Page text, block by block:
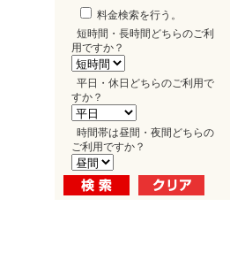
料金検索を行う。
短時間・長時間どちらのご利
用ですか？
平日・休日どちらのご利用で
すか？
時間帯は昼間・夜間どちらの
ご利用ですか？